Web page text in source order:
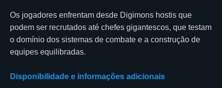
Os jogadores enfrentam desde Digimons hostis que
podem ser recrutados até chefes gigantescos, que testam
o domínio dos sistemas de combate e a construção de
equipes equilibradas.
Disponibilidade e informações adicionais